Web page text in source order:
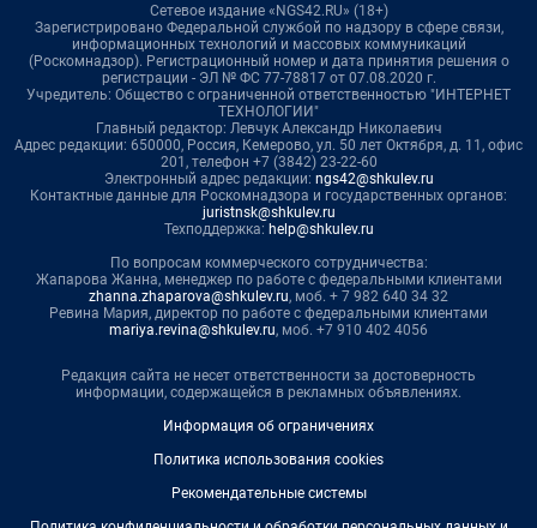
Сетевое издание «NGS42.RU» (18+)
Зарегистрировано Федеральной службой по надзору в сфере связи,
информационных технологий и массовых коммуникаций
(Роскомнадзор). Регистрационный номер и дата принятия решения о
регистрации - ЭЛ № ФС 77-78817 от 07.08.2020 г.
Учредитель: Общество с ограниченной ответственностью "ИНТЕРНЕТ
ТЕХНОЛОГИИ"
Главный редактор: Левчук Александр Николаевич
Адрес редакции: 650000, Россия, Кемерово, ул. 50 лет Октября, д. 11, офис
201, телефон +7 (3842) 23-22-60
Электронный адрес редакции: ngs42@shkulev.ru
Контактные данные для Роскомнадзора и государственных органов:
juristnsk@shkulev.ru
Техподдержка: help@shkulev.ru
По вопросам коммерческого сотрудничества:
Жапарова Жанна, менеджер по работе с федеральными клиентами
zhanna.zhaparova@shkulev.ru, моб. + 7 982 640 34 32
Ревина Мария, директор по работе с федеральными клиентами
mariya.revina@shkulev.ru, моб. +7 910 402 4056
Редакция сайта не несет ответственности за достоверность
информации, содержащейся в рекламных объявлениях.
Информация об ограничениях
Политика использования cookies
Рекомендательные системы